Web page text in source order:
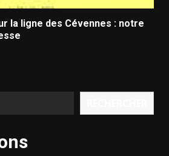
la ligne des Cévennes : notre